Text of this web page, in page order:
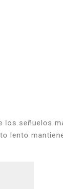
señuelos
lento